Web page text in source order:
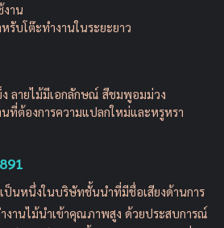
งาน
รับโต๊ะทำงานในระยะยาว
ลายไม้มีเอกลักษณ์ สีชมพูอมม่วง
นที่ต้องการความแปลกใหม่และหรูหรา
เป็นหนึ่งในบริษัทชั้นนำที่มีชื่อเสียงด้านการ
งานไม้นำเข้าคุณภาพสูง ด้วยประสบการณ์